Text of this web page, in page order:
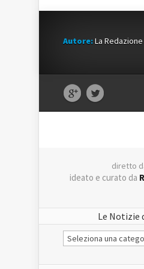
Autore:La Redazione
diretto
ideato e curato da
Le Notizie
Le
Notizie